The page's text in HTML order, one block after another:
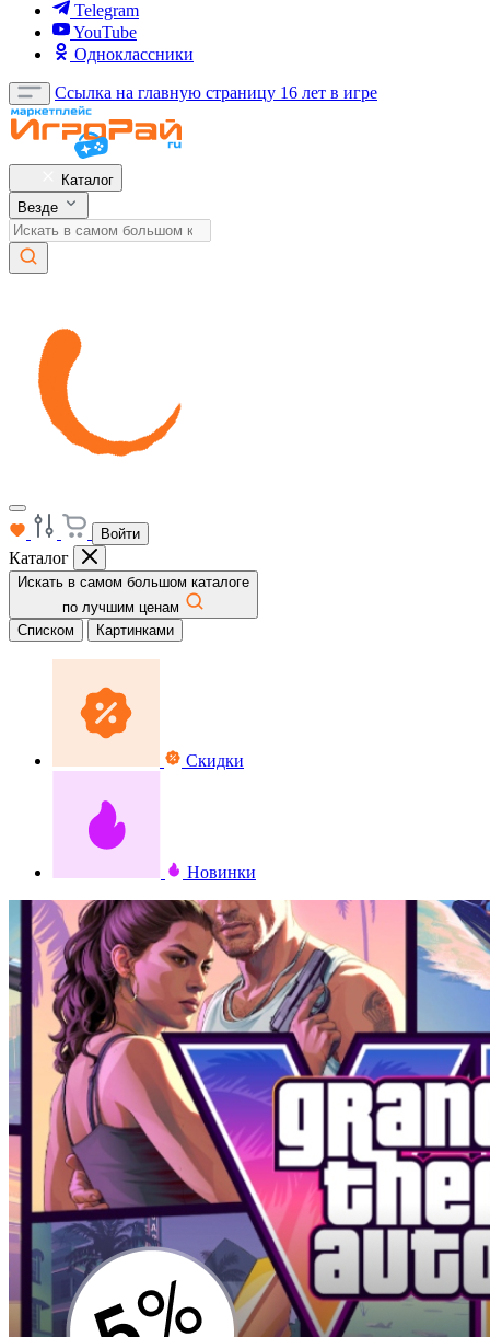
Telegram
YouTube
Одноклассники
Ссылка на главную страницу 16 лет в игре
Каталог
Везде
Войти
Каталог
Искать в самом большом каталоге
по лучшим ценам
Списком
Картинками
Скидки
Новинки